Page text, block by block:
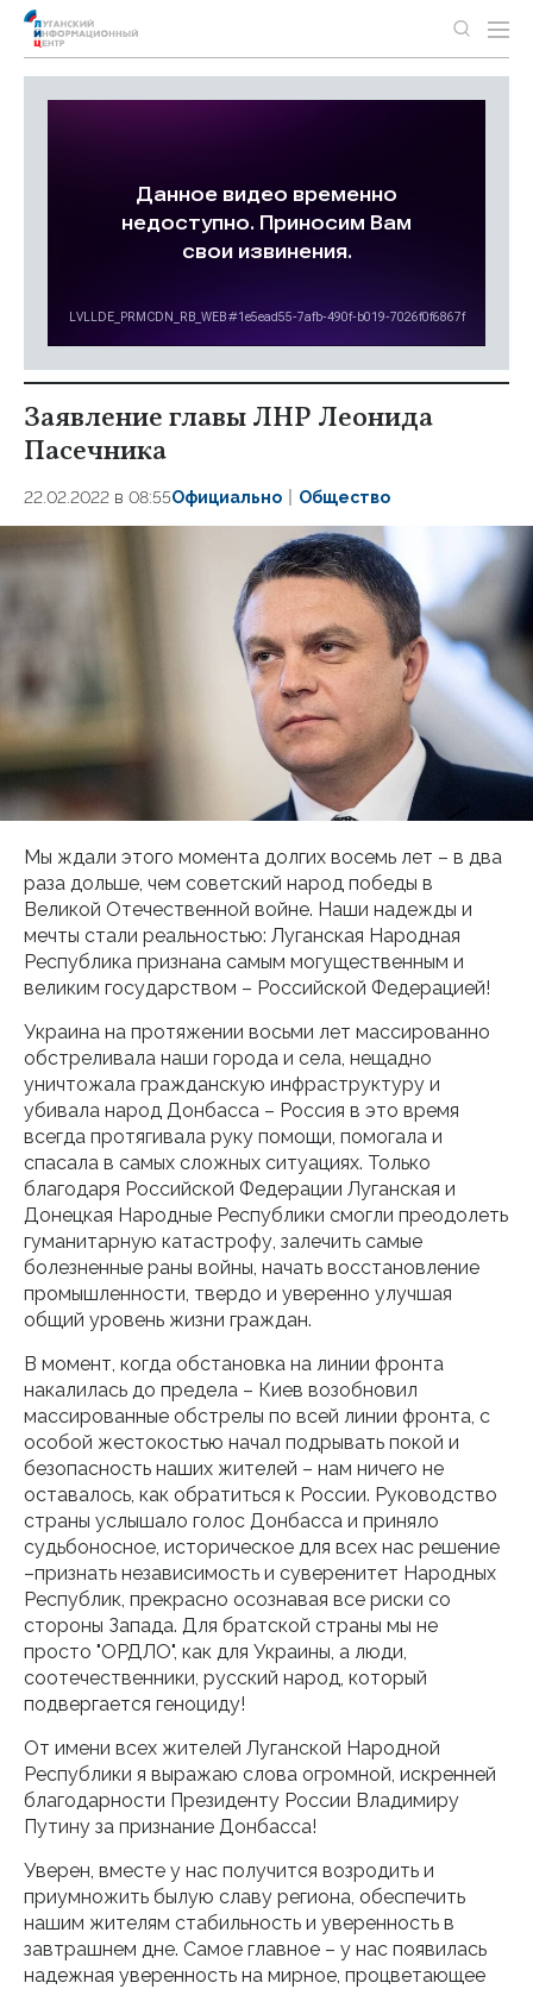
Заявление главы ЛНР Леонида
Пасечника
22.02.2022 в 08:55Официально Общество
Мы ждали этого момента долгих восемь лет – в два
раза дольше, чем советский народ победы в
Великой Отечественной войне. Наши надежды и
мечты стали реальностью: Луганская Народная
Республика признана самым могущественным и
великим государством – Российской Федерацией!
Украина на протяжении восьми лет массированно
обстреливала наши города и села, нещадно
уничтожала гражданскую инфраструктуру и
убивала народ Донбасса – Россия в это время
всегда протягивала руку помощи, помогала и
спасала в самых сложных ситуациях. Только
благодаря Российской Федерации Луганская и
Донецкая Народные Республики смогли преодолеть
гуманитарную катастрофу, залечить самые
болезненные раны войны, начать восстановление
промышленности, твердо и уверенно улучшая
общий уровень жизни граждан.
В момент, когда обстановка на линии фронта
накалилась до предела – Киев возобновил
массированные обстрелы по всей линии фронта, с
особой жестокостью начал подрывать покой и
безопасность наших жителей – нам ничего не
оставалось, как обратиться к России. Руководство
страны услышало голос Донбасса и приняло
судьбоносное, историческое для всех нас решение
–признать независимость и суверенитет Народных
Республик, прекрасно осознавая все риски со
стороны Запада. Для братской страны мы не
просто "ОРДЛО", как для Украины, а люди,
соотечественники, русский народ, который
подвергается геноциду!
От имени всех жителей Луганской Народной
Республики я выражаю слова огромной, искренней
благодарности Президенту России Владимиру
Путину за признание Донбасса!
Уверен, вместе у нас получится возродить и
приумножить былую славу региона, обеспечить
нашим жителям стабильность и уверенность в
завтрашнем дне. Самое главное – у нас появилась
надежная уверенность на мирное, процветающее